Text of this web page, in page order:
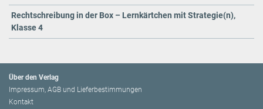
Rechtschreibung in der Box – Lernkärtchen mit Strategie(n),
Klasse 4
Über den Verlag
Impressum, AGB und Lieferbestimmungen
Kontakt